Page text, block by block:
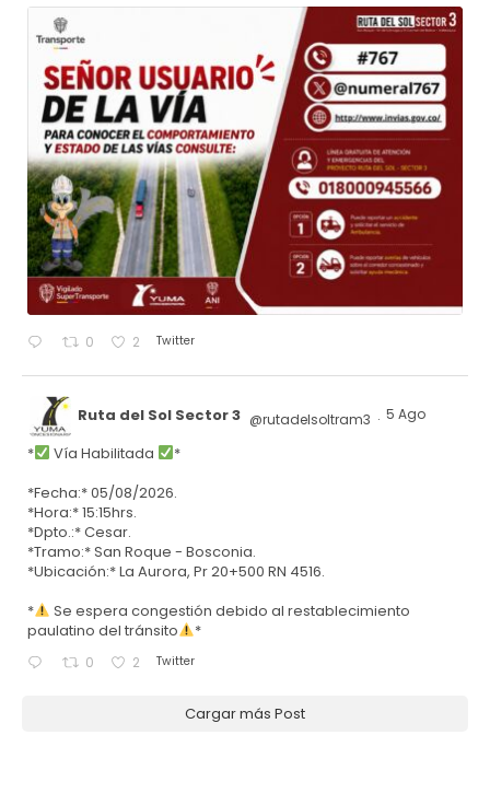
0 2 Twitter
Ruta del Sol Sector 3 @rutadelsoltram3 · 5 Ago
* Vía Habilitada
*
*Fecha:* 05/08/2026.
*Hora:* 15:15hrs.
*Dpto.:* Cesar.
*Tramo:* San Roque - Bosconia.
*Ubicación:* La Aurora, Pr 20+500 RN 4516.
*
Se espera congestión debido al restablecimiento
paulatino del tránsito
*
0 2 Twitter
Cargar más Post